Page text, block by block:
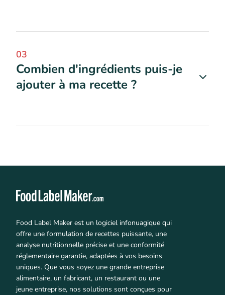
03
Combien d'ingrédients puis-je
ajouter à ma recette ?
Food Label Maker est un logiciel infonuagique qui
offre une formulation de recettes puissante, une
analyse nutritionnelle précise et une conformité
réglementaire garantie, adaptées à vos besoins
uniques. Que vous soyez une grande entreprise
alimentaire, un fabricant, un restaurant ou une
jeune entreprise, nos solutions sont conçues pour